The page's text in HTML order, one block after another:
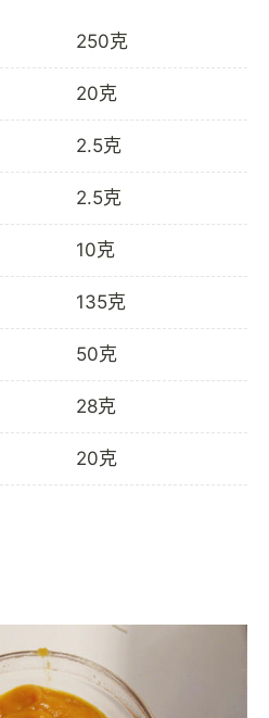
250克
20克
2.5克
2.5克
10克
135克
50克
28克
20克